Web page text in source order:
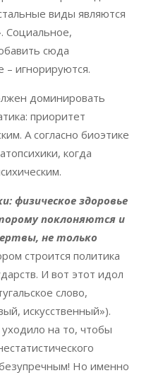
виды являются
Социальное,
сюда
– игнорируются.
доминировать
приоритет
А согласно биоэтике
когда
физическое здоровье
поклоняются и
не только
строится политика
И вот этот идол
слово,
искусственный»).
на то, чтобы
Но именно